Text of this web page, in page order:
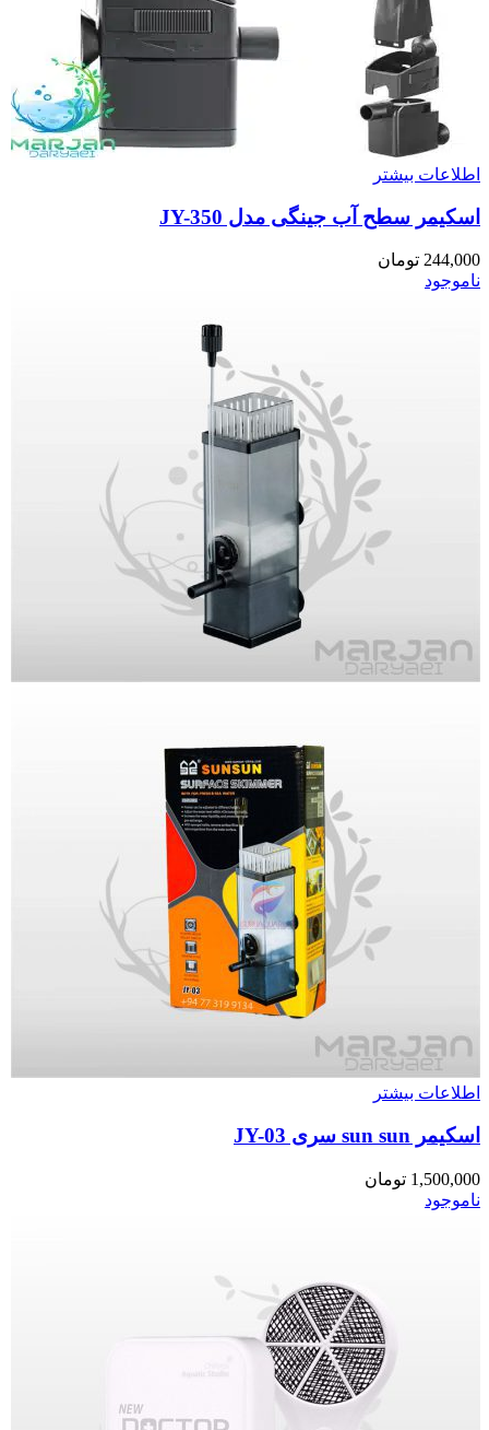
اطلاعات بیشتر
اسکیمر سطح آب جینگی مدل JY-350
244,000 تومان
ناموجود
اطلاعات بیشتر
اسکیمر sun sun سری JY-03
1,500,000 تومان
ناموجود